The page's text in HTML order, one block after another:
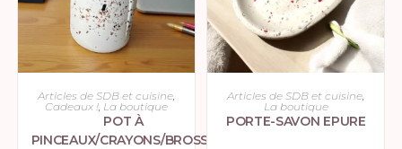
CHOIX DES OPTIONS
Articles de SDB et cuisine,
Cadeaux !, La boutique
POT À
PINCEAUX/CRAYONS/BROSSE
CHOIX DES OPTIONS
Articles de SDB et cuisine
La boutique
PORTE-SAVON EPURE